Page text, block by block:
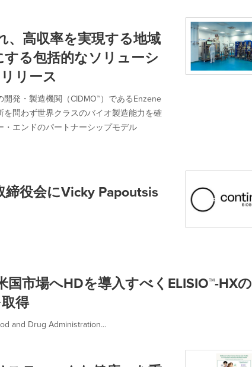
、高収率を実現する地域
る包括的なソリューシ
リース
発・製造機関（CIDMO™）であるEnzene
問わず世界クラスのバイオ製造能力を確
エンドのパートナーシップモデル
役会にVicky Papoutsis
国市場へHDを導入すべくELISIO™-HXの
得
and Drug Administration...